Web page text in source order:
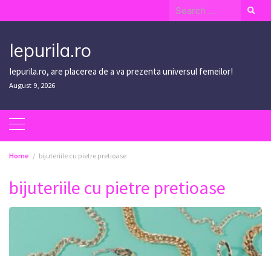
to
Search
for:
Iepurila.ro
Iepurila.ro, are placerea de a va prezenta universul femeilor!
August 9, 2026
Home bijuteriile cu pietre pretioase
bijuteriile cu pietre pretioase